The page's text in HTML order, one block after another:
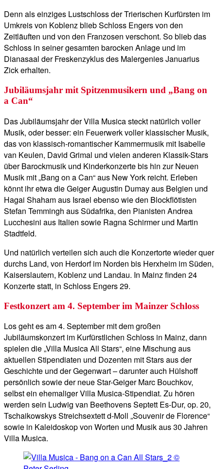
Denn als einziges Lustschloss der Trierischen Kurfürsten im
Umkreis von Koblenz blieb Schloss Engers von den
Zeitläuften und von den Franzosen verschont. So blieb das
Schloss in seiner gesamten barocken Anlage und im
Dianasaal der Freskenzyklus des Malergenies Januarius
Zick erhalten.
Jubiläumsjahr mit Spitzenmusikern und „Bang on
a Can“
Das Jubiläumsjahr der Villa Musica steckt natürlich voller
Musik, oder besser: ein Feuerwerk voller klassischer Musik,
das von klassisch-romantischer Kammermusik mit Isabelle
van Keulen, David Grimal und vielen anderen Klassik-Stars
über Barockmusik und Kinderkonzerte bis hin zur Neuen
Musik mit „Bang on a Can“ aus New York reicht. Erleben
könnt ihr etwa die Geiger Augustin Dumay aus Belgien und
Hagai Shaham aus Israel ebenso wie den Blockflötisten
Stefan Temmingh aus Südafrika, den Pianisten Andrea
Lucchesini aus Italien sowie Ragna Schirmer und Martin
Stadtfeld.
Und natürlich verteilen sich auch die Konzertorte wieder quer
durchs Land, von Herdorf im Norden bis Herxheim im Süden,
Kaiserslautern, Koblenz und Landau. In Mainz finden 24
Konzerte statt, in Schloss Engers 29.
Festkonzert am 4. September im Mainzer Schloss
Los geht es am 4. September mit dem großen
Jubiläumskonzert im Kurfürstlichen Schloss in Mainz, dann
spielen die „Villa Musica All Stars“, eine Mischung aus
aktuellen Stipendiaten und Dozenten mit Stars aus der
Geschichte und der Gegenwart – darunter auch Hülshoff
persönlich sowie der neue Star-Geiger Marc Bouchkov,
selbst ein ehemaliger Villa Musica-Stipendiat. Zu hören
werden sein Ludwig van Beethovens Septett Es-Dur, op. 20,
Tschaikowskys Streichsextett d-Moll „Souvenir de Florence“
sowie in Kaleidoskop von Worten und Musik aus 30 Jahren
Villa Musica.